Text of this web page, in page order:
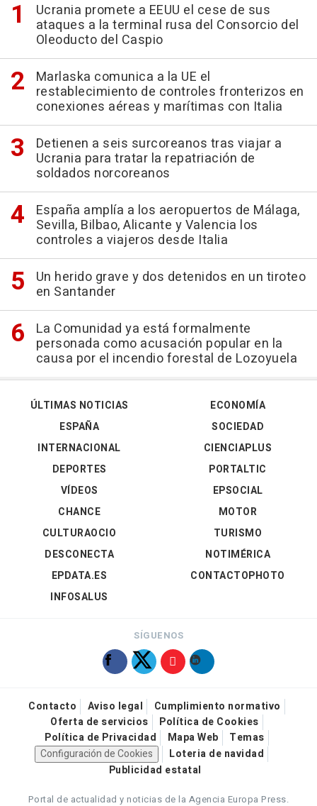
Ucrania promete a EEUU el cese de sus
ataques a la terminal rusa del Consorcio del
Oleoducto del Caspio
Marlaska comunica a la UE el
restablecimiento de controles fronterizos en
conexiones aéreas y marítimas con Italia
Detienen a seis surcoreanos tras viajar a
Ucrania para tratar la repatriación de
soldados norcoreanos
España amplía a los aeropuertos de Málaga,
Sevilla, Bilbao, Alicante y Valencia los
controles a viajeros desde Italia
Un herido grave y dos detenidos en un tiroteo
en Santander
La Comunidad ya está formalmente
personada como acusación popular en la
causa por el incendio forestal de Lozoyuela
ÚLTIMAS NOTICIAS
ESPAÑA
INTERNACIONAL
DEPORTES
VÍDEOS
ECONOMÍA
SOCIEDAD
CIENCIAPLUS
PORTALTIC
EPSOCIAL
CHANCE
CULTURAOCIO
DESCONECTA
EPDATA.ES
INFOSALUS
MOTOR
TURISMO
NOTIMÉRICA
CONTACTOPHOTO
SÍGUENOS
Contacto Aviso legal
Cumplimiento normativo
Oferta de servicios
Política de Cookies
Política de Privacidad
Mapa Web
Temas
Configuración de Cookies
Loteria de navidad
Publicidad estatal
Portal de actualidad y noticias de la Agencia Europa Press.